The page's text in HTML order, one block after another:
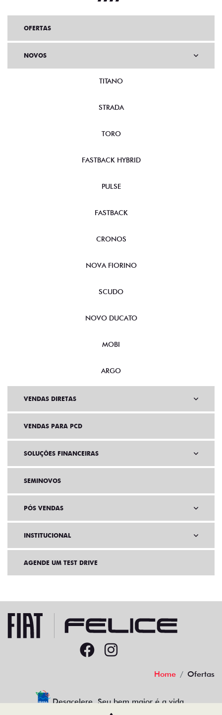
OFERTAS
NOVOS
TITANO
STRADA
TORO
FASTBACK HYBRID
PULSE
FASTBACK
CRONOS
NOVA FIORINO
SCUDO
NOVO DUCATO
MOBI
ARGO
VENDAS DIRETAS
VENDAS PARA PCD
SOLUÇÕES FINANCEIRAS
SEMINOVOS
PÓS VENDAS
INSTITUCIONAL
AGENDE UM TEST DRIVE
Home Ofertas
Desacelere. Seu bem maior é a vida.